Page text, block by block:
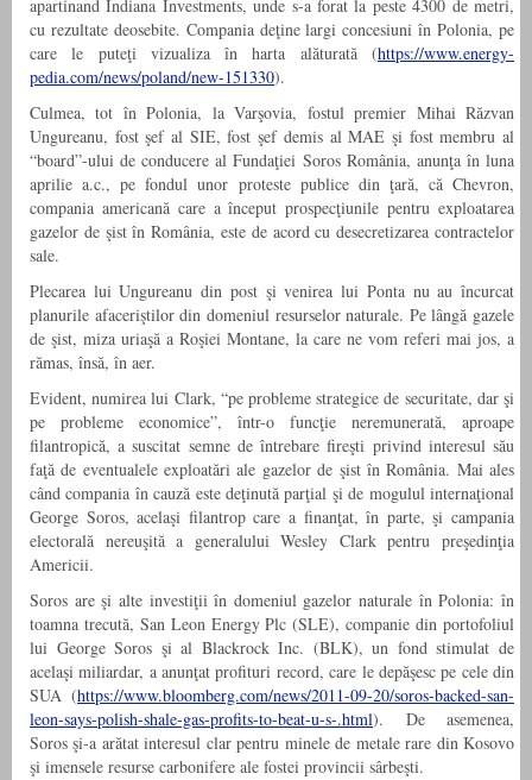
apartinand Indiana Investments, unde s-a forat la peste 4300 de metri,
cu rezultate deosebite. Compania deţine largi concesiuni în Polonia, pe
care le puteţi vizualiza în harta alăturată (https://www.energy-
pedia.com/news/poland/new-151330).
Culmea, tot în Polonia, la Varşovia, fostul premier Mihai Răzvan
Ungureanu, fost şef al SIE, fost şef demis al MAE şi fost membru al
“board”-ului de conducere al Fundaţiei Soros România, anunţa în luna
aprilie a.c., pe fondul unor proteste publice din ţară, că Chevron,
compania americană care a început prospecţiunile pentru exploatarea
gazelor de şist în România, este de acord cu desecretizarea contractelor
sale.
Plecarea lui Ungureanu din post şi venirea lui Ponta nu au încurcat
planurile afaceriştilor din domeniul resurselor naturale. Pe lângă gazele
de şist, miza uriaşă a Roşiei Montane, la care ne vom referi mai jos, a
rămas, însă, în aer.
Evident, numirea lui Clark, “pe probleme strategice de securitate, dar şi
pe probleme economice”, într-o funcţie neremunerată, aproape
filantropică, a suscitat semne de întrebare fireşti privind interesul său
faţă de eventualele exploatări ale gazelor de şist în România. Mai ales
când compania în cauză este deţinută parţial şi de mogulul internaţional
George Soros, acelaşi filantrop care a finanţat, în parte, şi campania
electorală nereuşită a generalului Wesley Clark pentru preşedinţia
Americii.
Soros are şi alte investiţii în domeniul gazelor naturale în Polonia: în
toamna trecută, San Leon Energy Plc (SLE), companie din portofoliul
lui George Soros şi al Blackrock Inc. (BLK), un fond stimulat de
acelaşi miliardar, a anunţat profituri record, care le depăşesc pe cele din
SUA (https://www.bloomberg.com/news/2011-09-20/soros-backed-san-
leon-says-polish-shale-gas-profits-to-beat-u-s-.html). De asemenea,
Soros şi-a arătat interesul clar pentru minele de metale rare din Kosovo
şi imensele resurse carbonifere ale fostei provincii sârbeşti.